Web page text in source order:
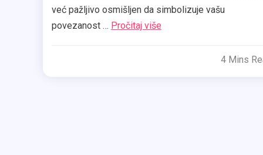
već pažljivo osmišljen da simbolizuje vašu
povezanost … Pročitaj više
4 Mins